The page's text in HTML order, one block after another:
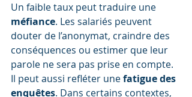
Un faible taux peut traduire une
méfiance. Les salariés peuvent
douter de l’anonymat, craindre des
conséquences ou estimer que leur
parole ne sera pas prise en compte.
Il peut aussi refléter une fatigue des
enquêtes. Dans certains contextes,